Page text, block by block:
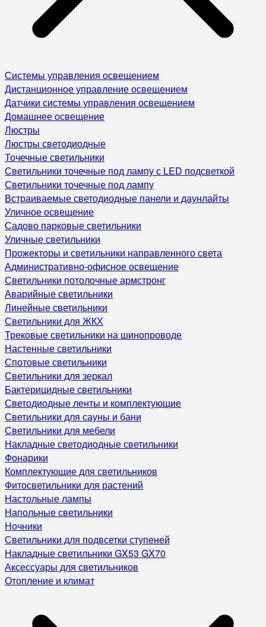
Системы управления освещением
Дистанционное управление освещением
Датчики системы управления освещением
Домашнее освещение
Люстры
Люстры светодиодные
Точечные светильники
Светильники точечные под лампу с LED подсветкой
Светильники точечные под лампу
Встраиваемые светодиодные панели и даунлайты
Уличное освещение
Садово парковые светильники
Уличные светильники
Прожекторы и светильники направленного света
Административно-офисное освещение
Светильники потолочные армстронг
Аварийные светильники
Линейные светильники
Светильники для ЖКХ
Трековые светильники на шинопроводе
Настенные светильники
Спотовые светильники
Светильники для зеркал
Бактерицидные светильники
Светодиодные ленты и комплектующие
Светильники для сауны и бани
Светильники для мебели
Накладные светодиодные светильники
Фонарики
Комплектующие для светильников
Фитосветильники для растений
Настольные лампы
Напольные светильники
Ночники
Светильники для подвсетки ступеней
Накладные светильники GX53 GX70
Аксессуары для светильников
Отопление и климат